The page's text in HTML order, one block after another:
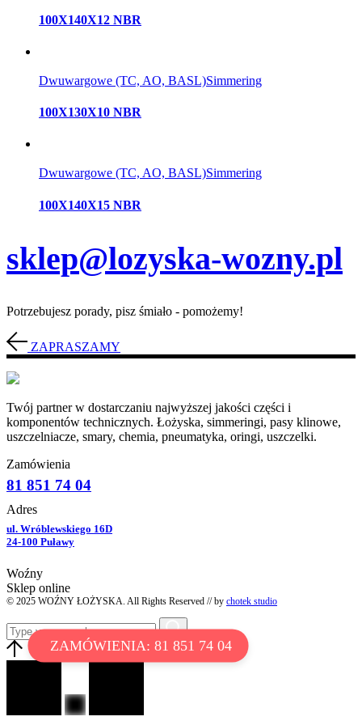
ZAMÓWIENIA: 81 851 74 04
100X140X12 NBR
Dwuwargowe (TC, AO, BASL)Simmering
100X130X10 NBR
Dwuwargowe (TC, AO, BASL)Simmering
100X140X15 NBR
sklep@lozyska-wozny.pl
Potrzebujesz porady, pisz śmiało - pomożemy!
ZAPRASZAMY
Twój partner w dostarczaniu najwyższej jakości części i
komponentów technicznych. Łożyska, simmeringi, pasy klinowe,
uszczelniacze, smary, chemia, pneumatyka, oringi, uszczelki.
Zamówienia
81 851 74 04
Adres
ul. Wróblewskiego 16D
24-100 Puławy
Woźny
Sklep online
© 2025 WOŹNY ŁOŻYSKA. All Rights Reserved // by chotek studio